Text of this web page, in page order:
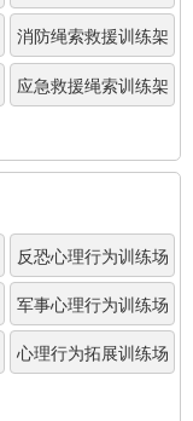
消防绳索救援训练架
应急救援绳索训练架
反恐心理行为训练场
军事心理行为训练场
心理行为拓展训练场